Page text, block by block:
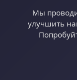
Мы
улучшить